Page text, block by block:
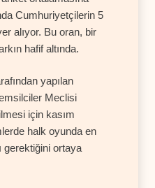
Cumhuriyetçilerin 5
alıyor. Bu oran, bir
hafif altında.
yapılan
Meclisi
için kasım
halk oyunda en
gerektiğini ortaya